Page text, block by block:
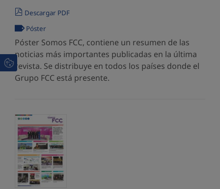
Descargar PDF
Póster
Póster Somos FCC, contiene un resumen de las
noticias más importantes publicadas en la última
revista. Se distribuye en todos los países donde el
Grupo FCC está presente.